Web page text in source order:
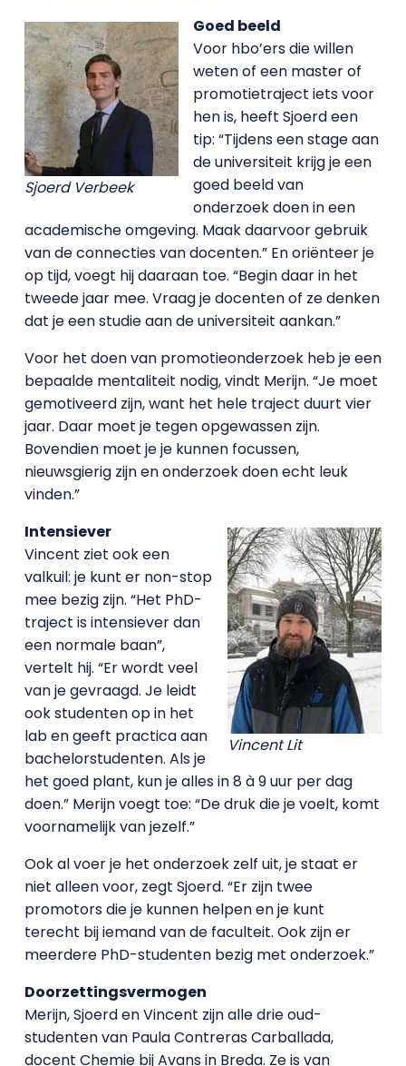
Sjoerd Verbeek
Goed beeld
Voor hbo’ers die willen
weten of een master of
promotietraject iets voor
hen is, heeft Sjoerd een
tip: “Tijdens een stage aan
de universiteit krijg je een
goed beeld van
onderzoek doen in een
academische omgeving. Maak daarvoor gebruik
van de connecties van docenten.” En oriënteer je
op tijd, voegt hij daaraan toe. “Begin daar in het
tweede jaar mee. Vraag je docenten of ze denken
dat je een studie aan de universiteit aankan.”
Voor het doen van promotieonderzoek heb je een
bepaalde mentaliteit nodig, vindt Merijn. “Je moet
gemotiveerd zijn, want het hele traject duurt vier
jaar. Daar moet je tegen opgewassen zijn.
Bovendien moet je je kunnen focussen,
nieuwsgierig zijn en onderzoek doen echt leuk
vinden.”
Vincent Lit
Intensiever
Vincent ziet ook een
valkuil: je kunt er non-stop
mee bezig zijn. “Het PhD-
traject is intensiever dan
een normale baan”,
vertelt hij. “Er wordt veel
van je gevraagd. Je leidt
ook studenten op in het
lab en geeft practica aan
bachelorstudenten. Als je
het goed plant, kun je alles in 8 à 9 uur per dag
doen.” Merijn voegt toe: “De druk die je voelt, komt
voornamelijk van jezelf.”
Ook al voer je het onderzoek zelf uit, je staat er
niet alleen voor, zegt Sjoerd. “Er zijn twee
promotors die je kunnen helpen en je kunt
terecht bij iemand van de faculteit. Ook zijn er
meerdere PhD-studenten bezig met onderzoek.”
Doorzettingsvermogen
Merijn, Sjoerd en Vincent zijn alle drie oud-
studenten van Paula Contreras Carballada,
docent Chemie bij Avans in Breda. Ze is van